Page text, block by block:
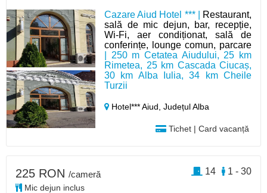
Cazare Aiud Hotel *** |
Restaurant,
sală de mic dejun, bar, recepție,
Wi-Fi, aer condiționat, sală de
conferințe, lounge comun, parcare
| 250 m Cetatea Aiudului, 25 km
Rimetea, 25 km Cascada Ciucaș,
30 km Alba Iulia, 34 km Cheile
Turzii
Hotel*** Aiud,Județul Alba
Tichet | Card vacanță
225 RON /cameră
Mic dejun inclus
1 - 30
14